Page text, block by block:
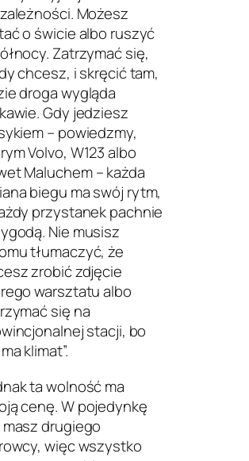
Możesz
o świcie albo ruszyć
Zatrzymać się,
chcesz, i skręcić tam,
droga wygląda
Gdy jedziesz
– powiedzmy,
Volvo, W123 albo
Maluchem – każda
biegu ma swój rytm,
przystanek pachnie
Nie musisz
tłumaczyć, że
zrobić zdjęcie
warsztatu albo
się na
stacji, bo
klimat”.
ta wolność ma
cenę. W pojedynkę
drugiego
więc wszystko